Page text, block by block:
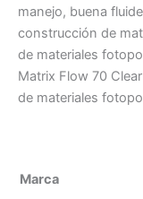
manejo, buena
construcción de
de materiales
Matrix Flow 70
de materiales
Marca